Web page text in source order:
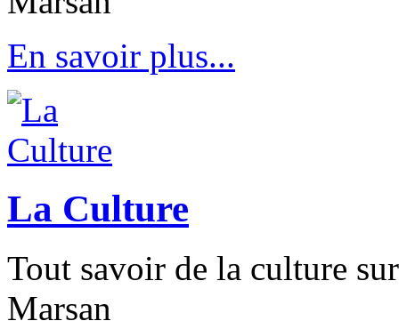
En savoir plus...
La Culture
Tout savoir de la culture
Marsan